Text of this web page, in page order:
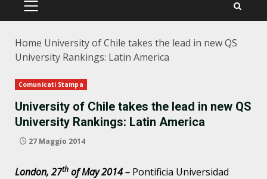
PRIMÄRES
Home University of Chile takes the lead in new QS
University Rankings: Latin America
Comunicati Stampa
University of Chile takes the lead in new QS
University Rankings: Latin America
27 Maggio 2014
London, 27th of May 2014 – Pontificia Universidad